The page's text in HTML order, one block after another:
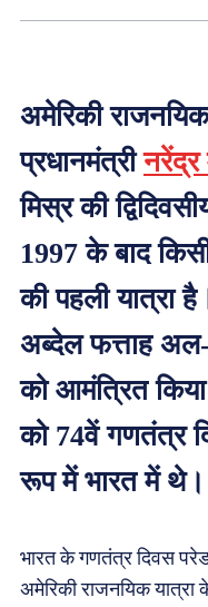
अमेरिकी
प्रधानमंत्रीनरेंद्र
मिस्र की
1997 के बाद
की पहली यात्रा
अब्देल फत्ताह अल-
को आमंत्रित
को 74वें गणतंत्र
रूप में भारत में थे।
भारत के गणतंत्र दिवस
अमेरिकी राजनयिक